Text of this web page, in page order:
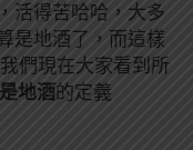
活得苦哈哈，大多
是地酒了，而這樣
們現在大家看到所
地酒的定義